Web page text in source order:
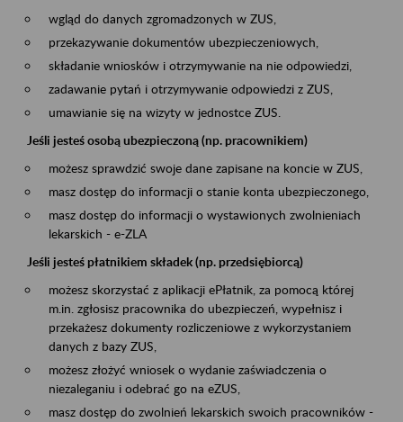
wgląd do danych zgromadzonych w ZUS,
przekazywanie dokumentów ubezpieczeniowych,
składanie wniosków i otrzymywanie na nie odpowiedzi,
zadawanie pytań i otrzymywanie odpowiedzi z ZUS,
umawianie się na wizyty w jednostce ZUS.
Jeśli jesteś osobą ubezpieczoną (np. pracownikiem)
możesz sprawdzić swoje dane zapisane na koncie w ZUS,
masz dostęp do informacji o stanie konta ubezpieczonego,
masz dostęp do informacji o wystawionych zwolnieniach
lekarskich - e-ZLA
Jeśli jesteś płatnikiem składek (np. przedsiębiorcą)
możesz skorzystać z aplikacji ePłatnik, za pomocą której
m.in. zgłosisz pracownika do ubezpieczeń, wypełnisz i
przekażesz dokumenty rozliczeniowe z wykorzystaniem
danych z bazy ZUS,
możesz złożyć wniosek o wydanie zaświadczenia o
niezaleganiu i odebrać go na eZUS,
masz dostęp do zwolnień lekarskich swoich pracowników -